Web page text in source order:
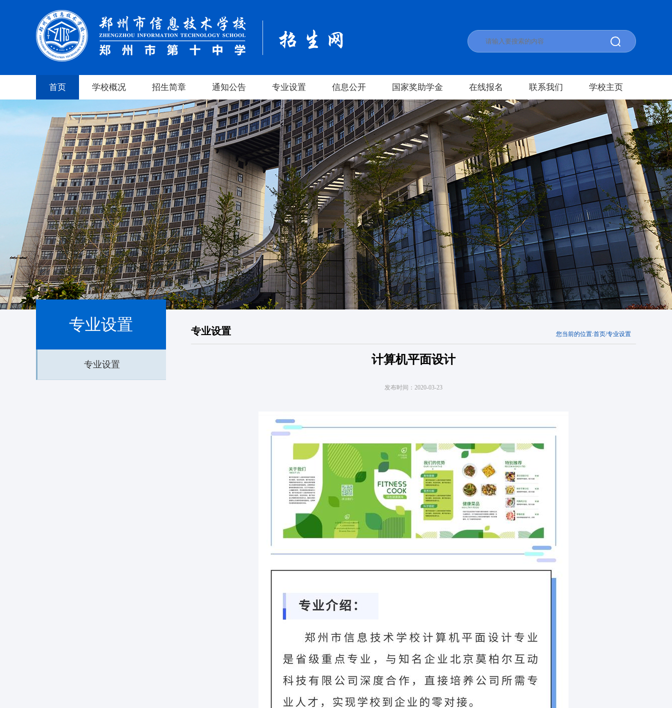
首页 学校概况 招生简章 通知公告 专业设置 信息公开 国家奖助学金 在线报名 联系我们 学校主页
专业设置
专业设置
专业设置 您当前的位置:首页/专业设置
计算机平面设计
发布时间： 2020-03-23